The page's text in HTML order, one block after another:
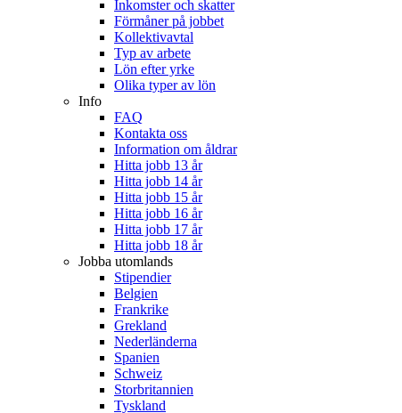
Inkomster och skatter
Förmåner på jobbet
Kollektivavtal
Typ av arbete
Lön efter yrke
Olika typer av lön
Info
FAQ
Kontakta oss
Information om åldrar
Hitta jobb 13 år
Hitta jobb 14 år
Hitta jobb 15 år
Hitta jobb 16 år
Hitta jobb 17 år
Hitta jobb 18 år
Jobba utomlands
Stipendier
Belgien
Frankrike
Grekland
Nederländerna
Spanien
Schweiz
Storbritannien
Tyskland